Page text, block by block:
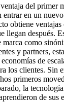
del primer
entrar en un
obtiene
llegan después.
como
y partners,
de
los clientes. Sin
primeros
la
de sus